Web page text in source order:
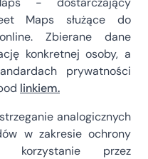
Maps służące do
Zbierane dane
konkretnej osoby, a
prywatności
linkiem.
analogicznych
w zakresie ochrony
korzystanie przez